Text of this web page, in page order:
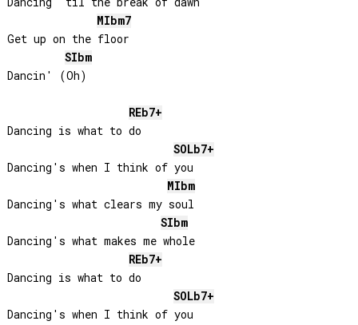
MIbm7
Get up on the floor
SIbm
Dancin' (Oh)
REb7+
Dancing is what to do
SOLb7+
Dancing's when I think of you
MIbm
Dancing's what clears my soul
SIbm
Dancing's what makes me whole
REb7+
Dancing is what to do
SOLb7+
Dancing's when I think of you